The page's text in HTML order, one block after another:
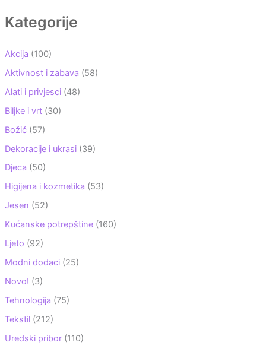
Kategorije
Akcija (100)
Aktivnost i zabava (58)
Alati i privjesci (48)
Biljke i vrt (30)
Božić (57)
Dekoracije i ukrasi (39)
Djeca (50)
Higijena i kozmetika (53)
Jesen (52)
Kućanske potrepštine (160)
Ljeto (92)
Modni dodaci (25)
Novo! (3)
Tehnologija (75)
Tekstil (212)
Uredski pribor (110)